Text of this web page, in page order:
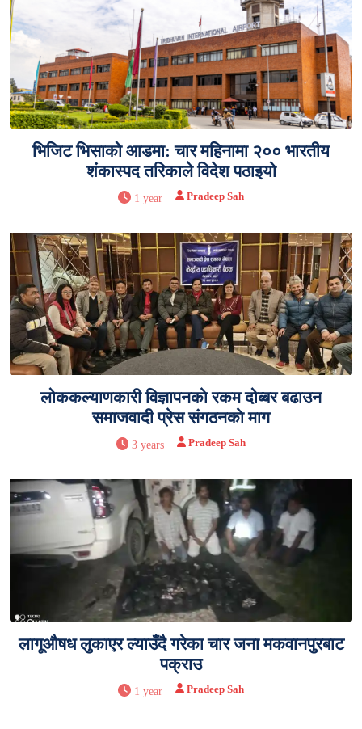
भिजिट भिसाको आडमा: चार महिनामा २०० भारतीय
शंकास्पद तरिकाले विदेश पठाइयो
1 year Pradeep Sah
लोककल्याणकारी विज्ञापनकाे रकम दोब्बर बढाउन
समाजवादी प्रेस संगठनकाे माग
3 years Pradeep Sah
लागूऔषध लुकाएर ल्याउँदै गरेका चार जना मकवानपुरबाट
पक्राउ
1 year Pradeep Sah